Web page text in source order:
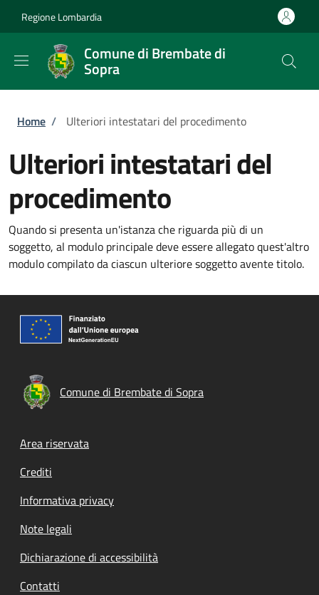
Regione Lombardia
Comune di Brembate di
Sopra
Briciole di pane
Home / Ulteriori intestatari del procedimento
Ulteriori intestatari del
procedimento
Quando si presenta un'istanza che riguarda più di un
soggetto, al modulo principale deve essere allegato quest'altro
modulo compilato da ciascun ulteriore soggetto avente titolo.
Comune di Brembate di Sopra
Footer menu
Area riservata
Crediti
Informativa privacy
Note legali
Dichiarazione di accessibilità
Contatti